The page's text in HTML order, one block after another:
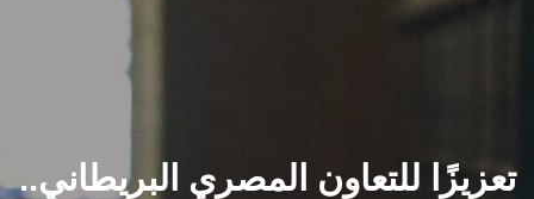
الشئون الأكاديمية
تعزيزًا للتعاون المصري البريطاني..